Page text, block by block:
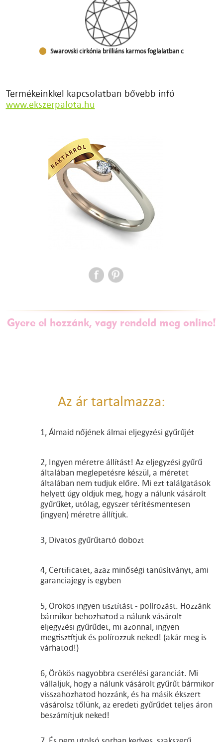
Swarovski cirkónia brilliáns karmos foglalatban c
Termékeinkkel kapcsolatban bővebb infó
www.ekszerpalota.hu
Gyere el hozzánk, vagy rendeld meg online!
Az ár tartalmazza:
1, Álmaid nőjének álmai eljegyzési gyűrűjét
2, Ingyen méretre állítást! Az eljegyzési gyűrű
általában meglepetésre készül, a méretet
általában nem tudjuk előre. Mi ezt találgatások
helyett úgy oldjuk meg, hogy a nálunk vásárolt
gyűrűket, utólag, egyszer térítésmentesen
(ingyen) méretre állítjuk.
3, Divatos gyűrűtartó dobozt
4, Certificatet, azaz minőségi tanúsítványt, ami
garanciajegy is egyben
5, Örökös ingyen tisztítást - polírozást. Hozzánk
bármikor behozhatod a nálunk vásárolt
eljegyzési gyűrűdet, mi azonnal, ingyen
megtisztítjuk és polírozzuk neked! (akár meg is
várhatod!)
6, Örökös nagyobbra cserélési garanciát. Mi
vállaljuk, hogy a nálunk vásárolt gyűrűt bármikor
visszahozhatod hozzánk, és ha másik ékszert
vásárolsz tőlünk, az eredeti gyűrűdet teljes áron
beszámítjuk neked!